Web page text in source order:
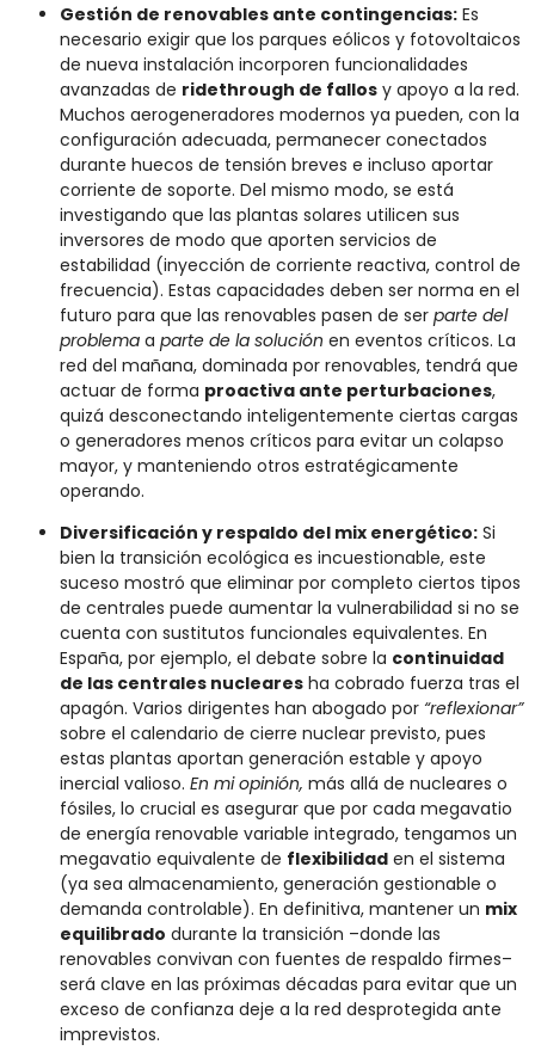
Gestión de renovables ante contingencias: Es
necesario exigir que los parques eólicos y fotovoltaicos
de nueva instalación incorporen funcionalidades
avanzadas de ridethrough de fallos y apoyo a la red.
Muchos aerogeneradores modernos ya pueden, con la
configuración adecuada, permanecer conectados
durante huecos de tensión breves e incluso aportar
corriente de soporte. Del mismo modo, se está
investigando que las plantas solares utilicen sus
inversores de modo que aporten servicios de
estabilidad (inyección de corriente reactiva, control de
frecuencia). Estas capacidades deben ser norma en el
futuro para que las renovables pasen de ser parte del
problema a parte de la solución en eventos críticos. La
red del mañana, dominada por renovables, tendrá que
actuar de forma proactiva ante perturbaciones,
quizá desconectando inteligentemente ciertas cargas
o generadores menos críticos para evitar un colapso
mayor, y manteniendo otros estratégicamente
operando.
Diversificación y respaldo del mix energético: Si
bien la transición ecológica es incuestionable, este
suceso mostró que eliminar por completo ciertos tipos
de centrales puede aumentar la vulnerabilidad si no se
cuenta con sustitutos funcionales equivalentes. En
España, por ejemplo, el debate sobre la continuidad
de las centrales nucleares ha cobrado fuerza tras el
apagón. Varios dirigentes han abogado por “reflexionar”
sobre el calendario de cierre nuclear previsto​, pues
estas plantas aportan generación estable y apoyo
inercial valioso. En mi opinión, más allá de nucleares o
fósiles, lo crucial es asegurar que por cada megavatio
de energía renovable variable integrado, tengamos un
megavatio equivalente de flexibilidad en el sistema
(ya sea almacenamiento, generación gestionable o
demanda controlable). En definitiva, mantener un mix
equilibrado durante la transición –donde las
renovables convivan con fuentes de respaldo firmes–
será clave en las próximas décadas para evitar que un
exceso de confianza deje a la red desprotegida ante
imprevistos.